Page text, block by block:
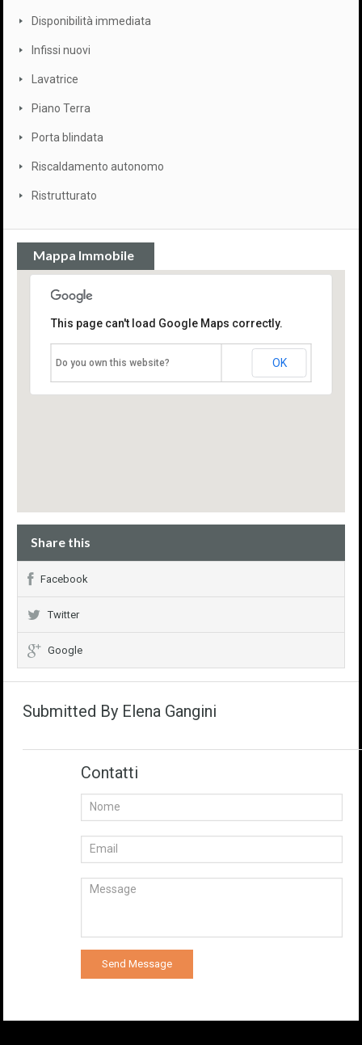
Disponibilità immediata
Infissi nuovi
Lavatrice
Piano Terra
Porta blindata
Riscaldamento autonomo
Ristrutturato
Mappa Immobile
This page can't load Google Maps correctly.
Do you own this website? OK
Share this
Facebook
Twitter
Google
Submitted By Elena Gangini
Contatti